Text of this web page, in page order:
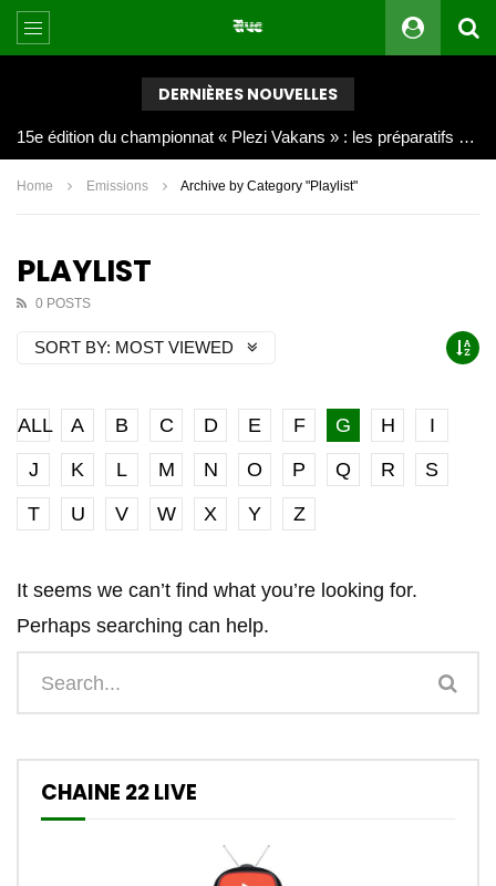
DERNIÈRES NOUVELLES
Joy Clerf Derisier, sur les traces de son père : évangéliser par la musique
Home Emissions Archive by Category "Playlist"
PLAYLIST
0 POSTS
SORT BY: MOST VIEWED
ALL A B C D E F G H
I
J
K L M N O P Q R
S
T
U V W X Y Z
It seems we can’t find what you’re looking for.
Perhaps searching can help.
CHAINE 22 LIVE